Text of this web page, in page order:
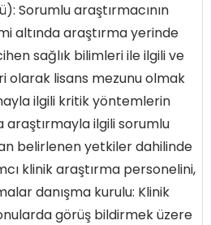
Sorumlu araştırmacının
altında araştırma yerinde
sağlık bilimleri ile ilgili ve
olarak lisans mezunu olmak
ilgili kritik yöntemlerin
araştırmayla ilgili sorumlu
belirlenen yetkiler dahilinde
klinik araştırma personelini,
danışma kurulu: Klinik
görüş bildirmek üzere